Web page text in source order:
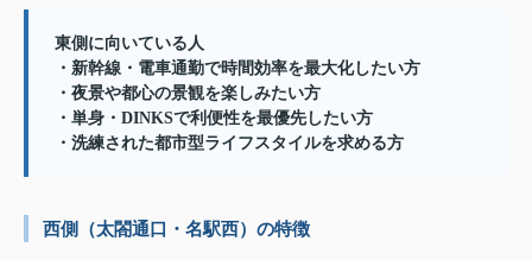
東側に向いている人
・新幹線・電車通勤で時間効率を最大化したい方
・夜景や都心の景観を楽しみたい方
・単身・DINKSで利便性を最優先したい方
・洗練された都市型ライフスタイルを求める方
西側（太閤通口・名駅西）の特徴